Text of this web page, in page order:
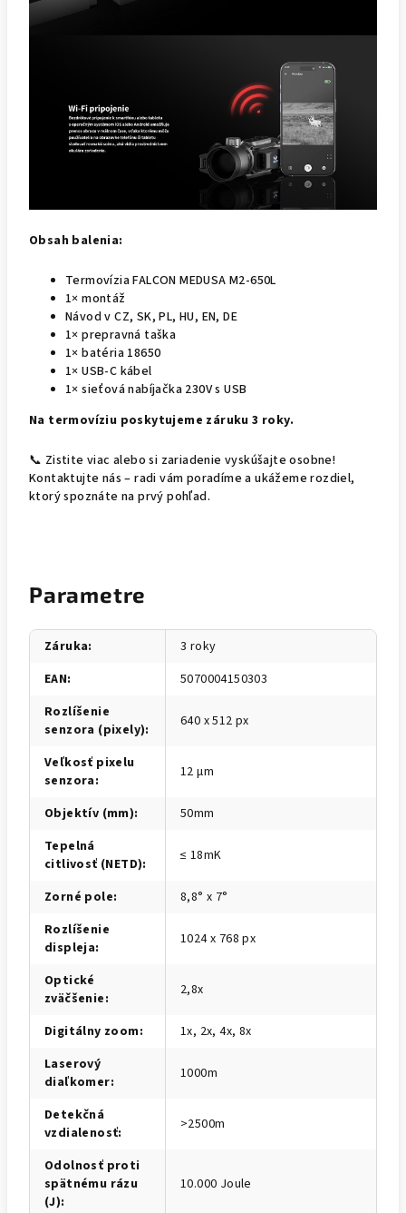
Obsah balenia:
Termovízia FALCON MEDUSA M2-650L
1× montáž
Návod v CZ, SK, PL, HU, EN, DE
1× prepravná taška
1× batéria 18650
1× USB-C kábel
1× sieťová nabíjačka 230V s USB
Na termovíziu poskytujeme záruku 3 roky.
📞 Zistite viac alebo si zariadenie vyskúšajte osobne!
Kontaktujte nás – radi vám poradíme a ukážeme rozdiel,
ktorý spoznáte na prvý pohľad.
Parametre
Záruka:
3 roky
EAN:
5070004150303
Rozlíšenie
senzora (pixely): 640 x 512 px
Veľkosť pixelu
senzora: 12 µm
Objektív (mm):
50mm
Tepelná
citlivosť (NETD): ≤ 18mK
Zorné pole:
8,8° x 7°
Rozlíšenie
displeja: 1024 x 768 px
Optické
zväčšenie: 2,8x
Digitálny zoom:
1x, 2x, 4x, 8x
Laserový
diaľkomer: 1000m
Detekčná
vzdialenosť: >2500m
Odolnosť proti
spätnému rázu
(J):
10.000 Joule